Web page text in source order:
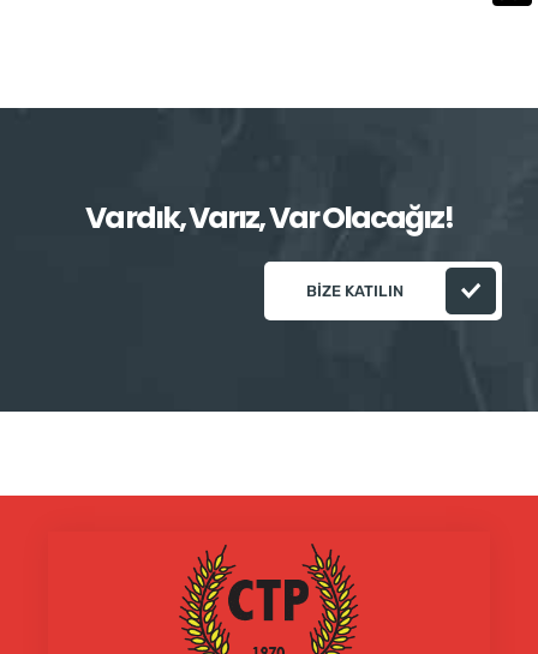
Vardık, Varız, Var Olacağız!
BIZE KATILIN